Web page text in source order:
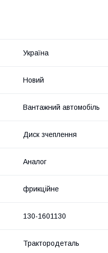
Україна
Новий
Вантажний автомобіль
Диск зчеплення
Аналог
фрикційне
130-1601130
Трактородеталь